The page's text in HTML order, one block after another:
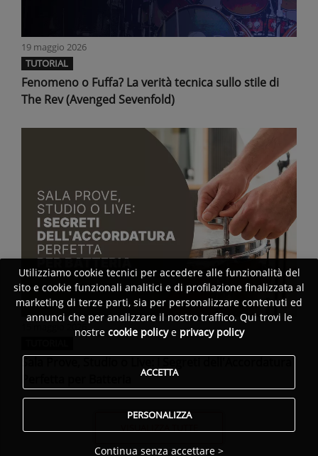
19 maggio 2026
TUTORIAL
Fenomeno o Fuffa? La verità tecnica sullo stile di
The Rev (Avenged Sevenfold)
Sala Prove, Studio o Live: i Segreti dell'Accordatura
Utilizziamo cookie tecnici per accedere alle funzionalità del
sito e cookie funzionali analitici e di profilazione finalizzata al
marketing di terze parti, sia per personalizzare contenuti ed
annunci che per analizzare il nostro traffico. Qui trovi le
nostre cookie policye privacy policy
ACCETTA
PERSONALIZZA
Continua senza accettare >